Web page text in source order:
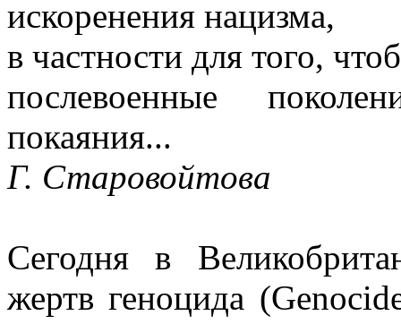
искоренения нацизма,
в частности для того,
послевоенные
покаяния...
Г. Старовойтова
Сегодня в
жертв геноцида